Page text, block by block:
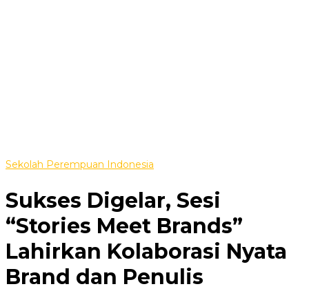
Sekolah Perempuan Indonesia
Sukses Digelar, Sesi
“Stories Meet Brands”
Lahirkan Kolaborasi Nyata
Brand dan Penulis